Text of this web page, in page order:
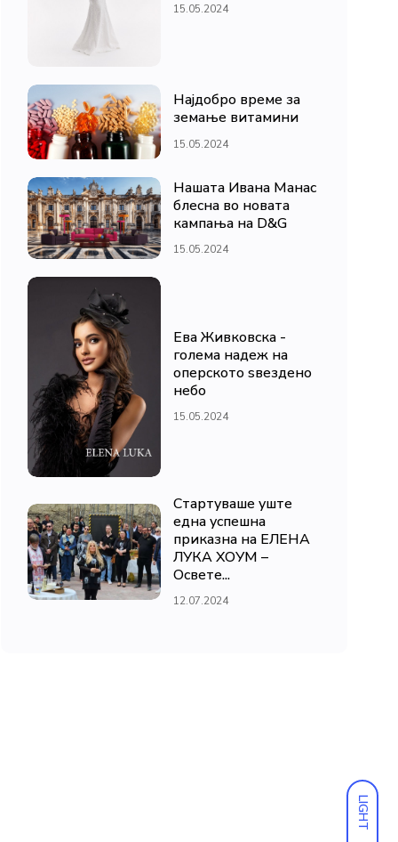
LIGHT
15.05.2024
Најдобро време за
земање витамини
15.05.2024
Нашата Ивана Манас
блесна во новата
кампања на D&G
15.05.2024
Ева Живковска -
голема надеж на
оперското ѕвездено
небо
15.05.2024
Стартуваше уште
една успешна
приказна на ЕЛЕНА
ЛУКА ХОУМ –
Освете...
12.07.2024